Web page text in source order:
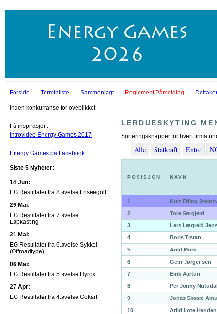
Forside Terminliste Sammenlagt Reglement/Påmelding
ingen konkurranse for oyeblikket
Få inspirasjon:
Introvideo Energy Games 2017
Energy Games på Facebook
Siste 5 Nyheter:
14 Jun:
EG Resultater fra 8.øvelse Friseegolf
29 Mai:
EG Resultater fra 7.øvelse
Løpkasting
21 Mai:
EG Resultater fra 6.øvelse Sykkel
(Offroadtype)
06 Mai:
EG Resultater fra 5.øvelse Hyrox
27 Apr:
EG Resultater fra 4.øvelse Gokart
LERDUESKYTING
Sorteringsknapper for hvert firma
Alle Statkraft Entro
POSISJON NAVN
1 Kurt Erling
2 Tore Sørgjerd
3 Lars Lægreid
4 Boris Tistan
5 Arild Mork
6 Geirr Jørgensen
7 Eirik Aartun
8 Per Jonny Nutudal
9 Jonas Skaare
10 Arild Lote Henden